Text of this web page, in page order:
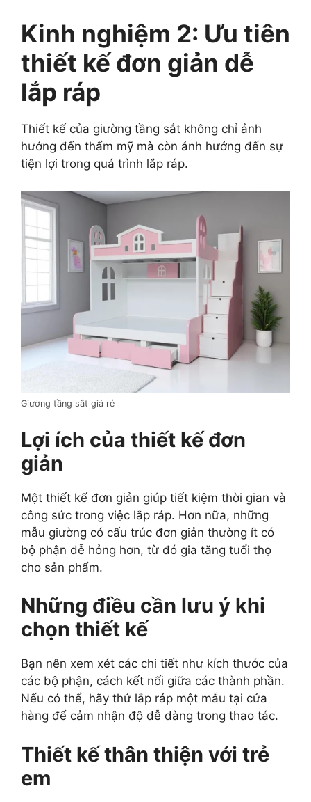
Kinh nghiệm 2: Ưu tiên
thiết kế đơn giản dễ
lắp ráp
Thiết kế của giường tầng sắt không chỉ ảnh
hưởng đến thẩm mỹ mà còn ảnh hưởng đến sự
tiện lợi trong quá trình lắp ráp.
Giường tầng sắt giá rẻ
Lợi ích của thiết kế đơn
giản
Một thiết kế đơn giản giúp tiết kiệm thời gian và
công sức trong việc lắp ráp. Hơn nữa, những
mẫu giường có cấu trúc đơn giản thường ít có
bộ phận dễ hỏng hơn, từ đó gia tăng tuổi thọ
cho sản phẩm.
Những điều cần lưu ý khi
chọn thiết kế
Bạn nên xem xét các chi tiết như kích thước của
các bộ phận, cách kết nối giữa các thành phần.
Nếu có thể, hãy thử lắp ráp một mẫu tại cửa
hàng để cảm nhận độ dễ dàng trong thao tác.
Thiết kế thân thiện với trẻ
em